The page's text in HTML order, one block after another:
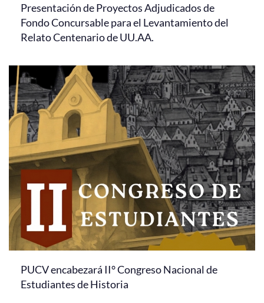
Presentación de Proyectos Adjudicados de
Fondo Concursable para el Levantamiento del
Relato Centenario de UU.AA.
PUCV encabezará II° Congreso Nacional de
Estudiantes de Historia